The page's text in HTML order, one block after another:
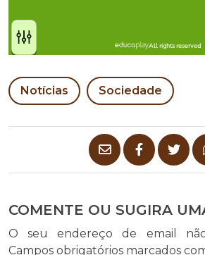
Notícias Sociedade
COMENTE OU SUGIRA
O seu endereço de email
Campos obrigatórios marcados